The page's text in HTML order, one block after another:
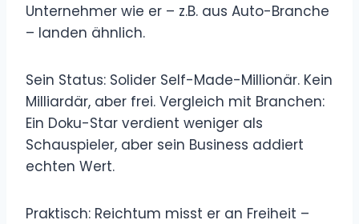
Unternehmer wie er – z.B. aus Auto-Branche
– landen ähnlich.
Sein Status: Solider Self-Made-Millionär. Kein
Milliardär, aber frei. Vergleich mit Branchen:
Ein Doku-Star verdient weniger als
Schauspieler, aber sein Business addiert
echten Wert.
Praktisch: Reichtum misst er an Freiheit –